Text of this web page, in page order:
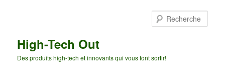
High-Tech Out
Des produits high-tech et innovants qui vous font sortir!